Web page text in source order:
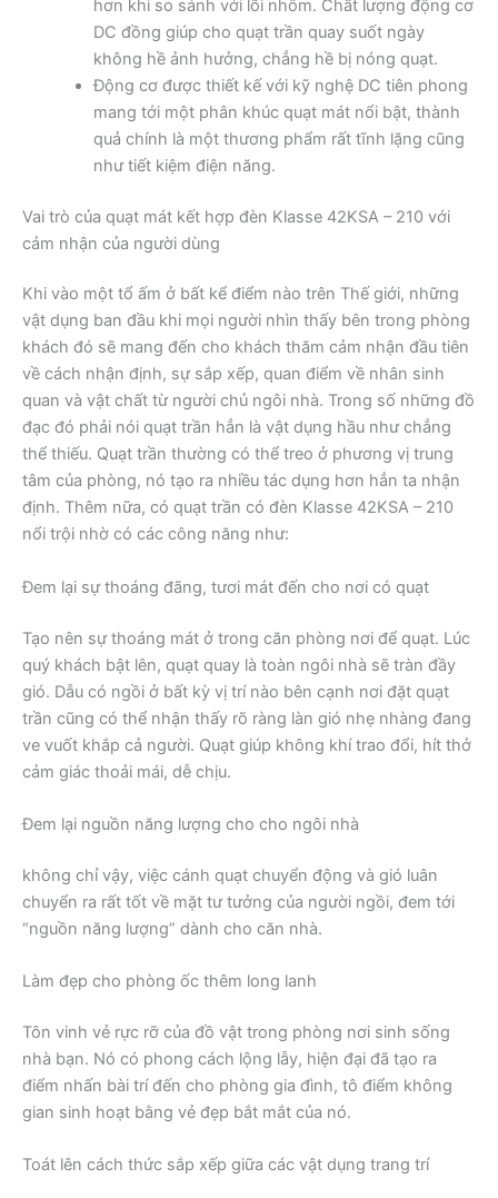
hơn khi so sánh với lõi nhôm. Chất lượng động cơ
DC đồng giúp cho quạt trần quay suốt ngày
không hề ảnh hưởng, chẳng hề bị nóng quạt.
Động cơ được thiết kế với kỹ nghệ DC tiên phong
mang tới một phân khúc quạt mát nổi bật, thành
quả chính là một thương phẩm rất tĩnh lặng cũng
như tiết kiệm điện năng.
Vai trò của quạt mát kết hợp đèn Klasse 42KSA – 210 với
cảm nhận của người dùng
Khi vào một tổ ấm ở bất kể điểm nào trên Thế giới, những
vật dụng ban đầu khi mọi người nhìn thấy bên trong phòng
khách đó sẽ mang đến cho khách thăm cảm nhận đầu tiên
về cách nhận định, sự sắp xếp, quan điểm về nhân sinh
quan và vật chất từ người chủ ngôi nhà. Trong số những đồ
đạc đó phải nói quạt trần hẳn là vật dụng hầu như chẳng
thể thiếu. Quạt trần thường có thể treo ở phương vị trung
tâm của phòng, nó tạo ra nhiều tác dụng hơn hẳn ta nhận
định. Thêm nữa, có quạt trần có đèn Klasse 42KSA – 210
nổi trội nhờ có các công năng như:
Đem lại sự thoáng đãng, tươi mát đến cho nơi có quạt
Tạo nên sự thoáng mát ở trong căn phòng nơi để quạt. Lúc
quý khách bật lên, quạt quay là toàn ngôi nhà sẽ tràn đầy
gió. Dẫu có ngồi ở bất kỳ vị trí nào bên cạnh nơi đặt quạt
trần cũng có thể nhận thấy rõ ràng làn gió nhẹ nhàng đang
ve vuốt khắp cả người. Quạt giúp không khí trao đổi, hít thở
cảm giác thoải mái, dễ chịu.
Đem lại nguồn năng lượng cho cho ngôi nhà
không chỉ vậy, việc cánh quạt chuyển động và gió luân
chuyển ra rất tốt về mặt tư tưởng của người ngồi, đem tới
“nguồn năng lượng” dành cho căn nhà.
Làm đẹp cho phòng ốc thêm long lanh
Tôn vinh vẻ rực rỡ của đồ vật trong phòng nơi sinh sống
nhà bạn. Nó có phong cách lộng lẫy, hiện đại đã tạo ra
điểm nhấn bài trí đến cho phòng gia đình, tô điểm không
gian sinh hoạt bằng vẻ đẹp bắt mắt của nó.
Toát lên cách thức sắp xếp giữa các vật dụng trang trí